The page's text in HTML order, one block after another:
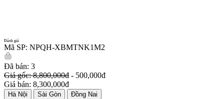
Đánh giá
Mã SP: NPQH-XBMTNK1M2
Đã bán: 3
Giá gốc: 8,800,000đ - 500,000đ
Giá bán: 8,300,000đ
Hà Nội Sài Gòn Đồng Nai